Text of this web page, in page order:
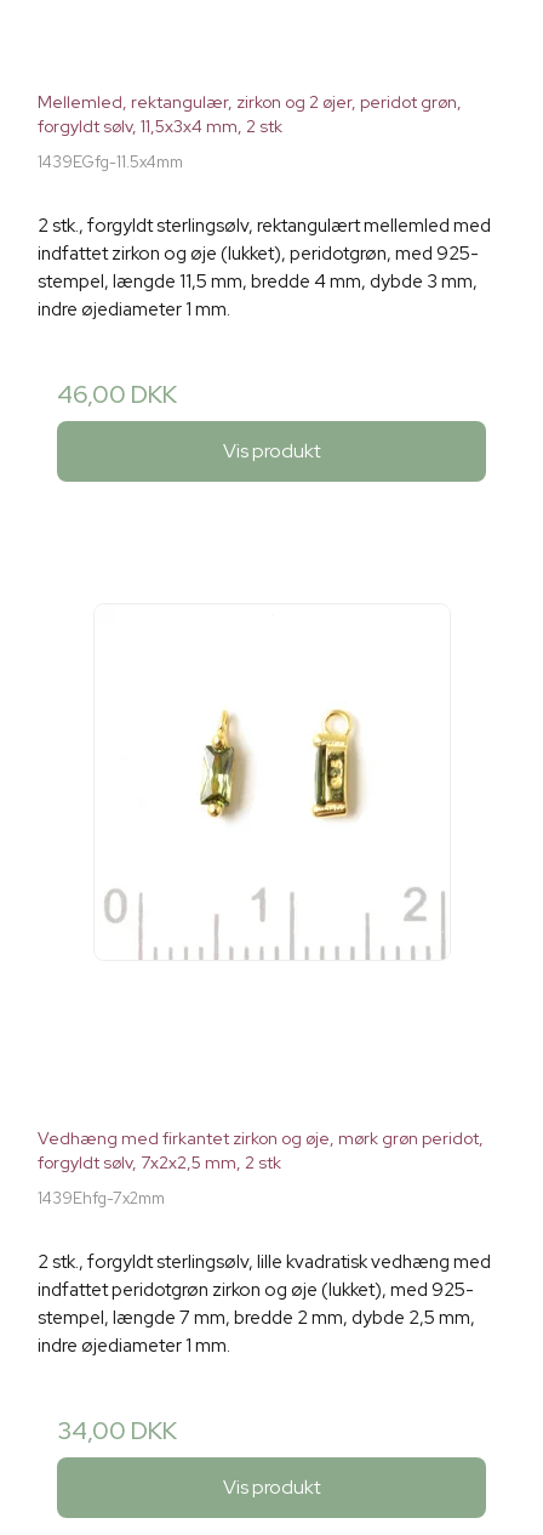
Mellemled, rektangulær, zirkon og 2 øjer, peridot grøn,
forgyldt sølv, 11,5x3x4 mm, 2 stk
1439EGfg-11.5x4mm
2 stk., forgyldt sterlingsølv, rektangulært mellemled med
indfattet zirkon og øje (lukket), peridotgrøn, med 925-
stempel, længde 11,5 mm, bredde 4 mm, dybde 3 mm,
indre øjediameter 1 mm.
46,00 DKK
Vis produkt
Vedhæng med firkantet zirkon og øje, mørk grøn peridot,
forgyldt sølv, 7x2x2,5 mm, 2 stk
1439Ehfg-7x2mm
2 stk., forgyldt sterlingsølv, lille kvadratisk vedhæng med
indfattet peridotgrøn zirkon og øje (lukket), med 925-
stempel, længde 7 mm, bredde 2 mm, dybde 2,5 mm,
indre øjediameter 1 mm.
34,00 DKK
Vis produkt